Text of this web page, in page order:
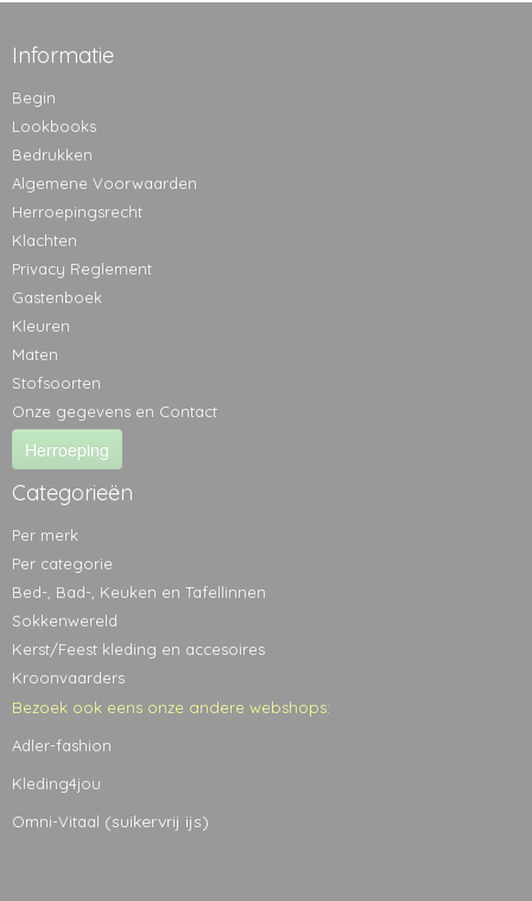
Informatie
Begin
Lookbooks
Bedrukken
Algemene Voorwaarden
Herroepingsrecht
Klachten
Privacy Reglement
Gastenboek
Kleuren
Maten
Stofsoorten
Onze gegevens en Contact
Herroeping
Categorieën
Per merk
Per categorie
Bed-, Bad-, Keuken en Tafellinnen
Sokkenwereld
Kerst/Feest kleding en accesoires
Kroonvaarders
Bezoek ook eens onze andere webshops:
Adler-fashion
Kleding4jou
Omni-Vitaal (suikervrij ijs)